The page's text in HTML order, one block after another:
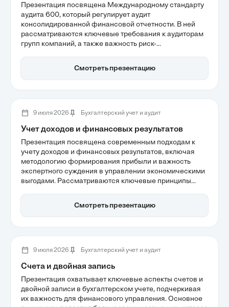
Презентация посвящена Международному стандарту
аудита 600, который регулирует аудит
консолидированной финансовой отчетности. В ней
рассматриваются ключевые требования к аудиторам
групп компаний, а также важность риск-
Особое внимание уделяется ответственности
руководителя задания и необходимости эффективной
Смотреть презентацию
9 июля 2026 Бухгалтерский учет и аудит
Учет доходов и финансовых результатов
Презентация посвящена современным подходам к
учету доходов и финансовых результатов, включая
методологию формирования прибыли и важность
экспертного суждения в управлении экономическими
выгодами. Рассматриваются ключевые принципы
достоверность финансовой отчетности, а также роль
технологии и искусственного интеллекта в
Смотреть презентацию
9 июля 2026 Бухгалтерский учет и аудит
Счета и двойная запись
Презентация охватывает ключевые аспекты счетов и
двойной записи в бухгалтерском учете, подчеркивая
их важность для финансового управления. Основное